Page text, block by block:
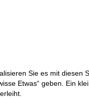
Sie es mit diesen
Etwas“ geben. Ein